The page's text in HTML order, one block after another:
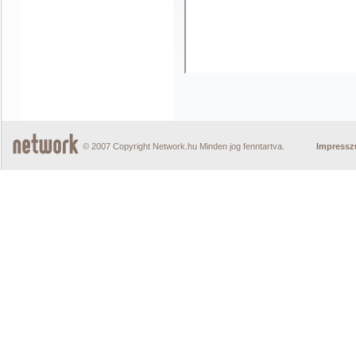
© 2007 Copyright Network.hu Minden jog fenntartva.